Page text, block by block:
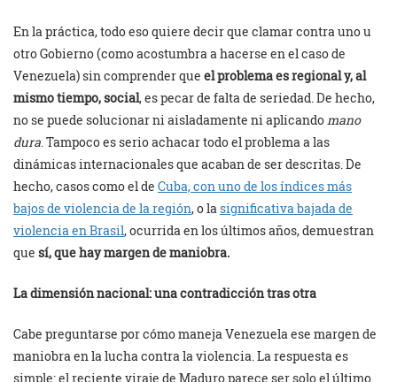
En la práctica, todo eso quiere decir que clamar contra uno u
otro Gobierno (como acostumbra a hacerse en el caso de
Venezuela) sin comprender que el problema es regional y, al
mismo tiempo, social, es pecar de falta de seriedad. De hecho,
no se puede solucionar ni aisladamente ni aplicando mano
dura . Tampoco es serio achacar todo el problema a las
dinámicas internacionales que acaban de ser descritas. De
hecho, casos como el de Cuba, con uno de los índices más
bajos de violencia de la región, o la significativa bajada de
violencia en Brasil, ocurrida en los últimos años, demuestran
que sí, que hay margen de maniobra.
La dimensión nacional: una contradicción tras otra
Cabe preguntarse por cómo maneja Venezuela ese margen de
maniobra en la lucha contra la violencia. La respuesta es
simple: el reciente viraje de Maduro parece ser solo el último